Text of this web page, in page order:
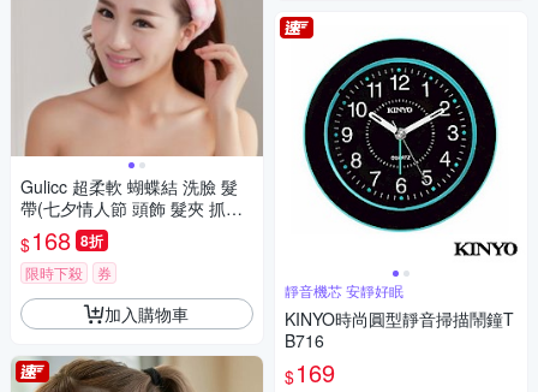
Gulicc 超柔軟 蝴蝶結 洗臉 髮
帶(七夕情人節 頭飾 髮夾 抓夾
髮圈 韓國 生日禮物 )
$168 8折
限時下殺 券
加入購物車
靜音機芯 安靜好眠
KINYO時尚圓型靜音掃描鬧鐘T
B716
$169